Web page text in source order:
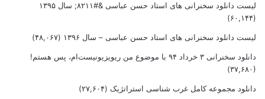
لیست دانلود سخنرانی های استاد حسن عباسی &#۸۲۱۱; سال ۱۳۹۵
(۶۰,۱۴۴)
لیست دانلود سخنرانی های استاد حسن عباسی – سال ۱۳۹۶ (۴۸,۰۶۷)
دانلود سخنرانی ۳ خرداد ۹۴ با موضوع من ریویزیونیست‌ام، پس هستم!
(۳۷,۶۸۰)
دانلود مجموعه کامل غرب شناسی استراتژیک (۲۷,۶۰۴)